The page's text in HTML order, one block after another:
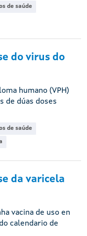
de saúde
do virus do
humano (VPH)
de dúas doses
de saúde
da varicela
vacina de uso en
calendario de